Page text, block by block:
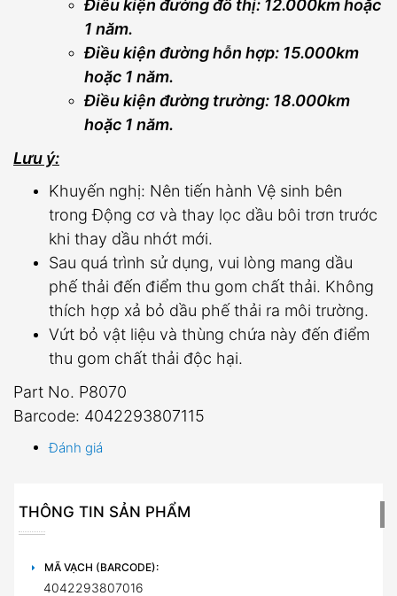
Điều kiện đường đô thị: 12.000km hoặc
1 năm.
Điều kiện đường hỗn hợp: 15.000km
hoặc 1 năm.
Điều kiện đường trường: 18.000km
hoặc 1 năm.
Lưu ý:
Khuyến nghị: Nên tiến hành Vệ sinh bên
trong Động cơ và thay lọc dầu bôi trơn trước
khi thay dầu nhớt mới.
Sau quá trình sử dụng, vui lòng mang dầu
phế thải đến điểm thu gom chất thải. Không
thích hợp xả bỏ dầu phế thải ra môi trường.
Vứt bỏ vật liệu và thùng chứa này đến điểm
thu gom chất thải độc hại.
Part No. P8070
Barcode: 4042293807115
Đánh giá
THÔNG TIN SẢN PHẨM
MÃ VẠCH (BARCODE):
4042293807016